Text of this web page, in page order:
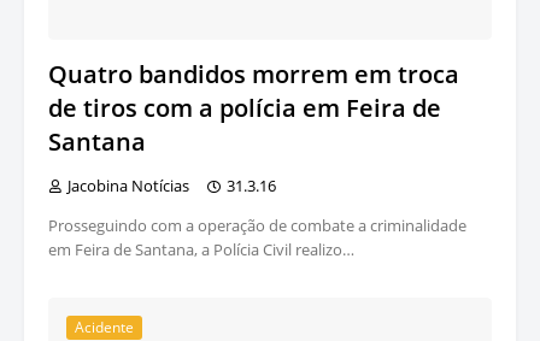
Quatro bandidos morrem em troca
de tiros com a polícia em Feira de
Santana
Jacobina Notícias
31.3.16
Prosseguindo com a operação de combate a criminalidade
em Feira de Santana, a Polícia Civil realizo…
Acidente